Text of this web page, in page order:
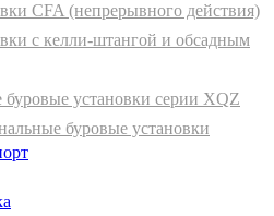
CFA (непрерывного действия)
с келли-штангой и обсадным
буровые установки серии XQZ
буровые установки